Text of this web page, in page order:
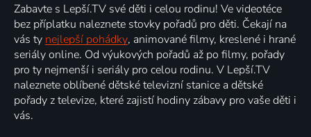
Zabavte s Lepší.TV své děti i celou rodinu! Ve videotéce
bez příplatku naleznete stovky pořadů pro děti. Čekají na
vás ty nejlepší pohádky, animované filmy, kreslené i hrané
seriály online. Od výukových pořadů až po filmy, pořady
pro ty nejmenší i seriály pro celou rodinu. V Lepší.TV
naleznete oblíbené dětské televizní stanice a dětské
pořady z televize, které zajistí hodiny zábavy pro vaše děti i
vás.